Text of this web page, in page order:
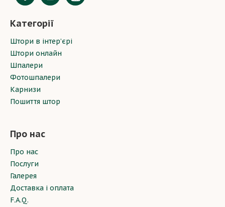
Категорії
Штори в інтер’єрі
Штори онлайн
Шпалери
Фотошпалери
Карнизи
Пошиття штор
Про нас
Про нас
Послуги
Галерея
Доставка і оплата
F.A.Q.